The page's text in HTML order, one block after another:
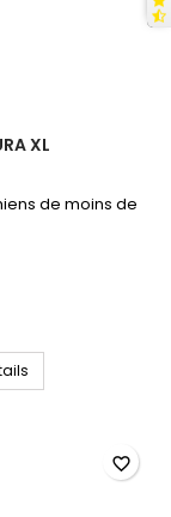
XL
de moins de
PETSTRO Poussette
favorite_border